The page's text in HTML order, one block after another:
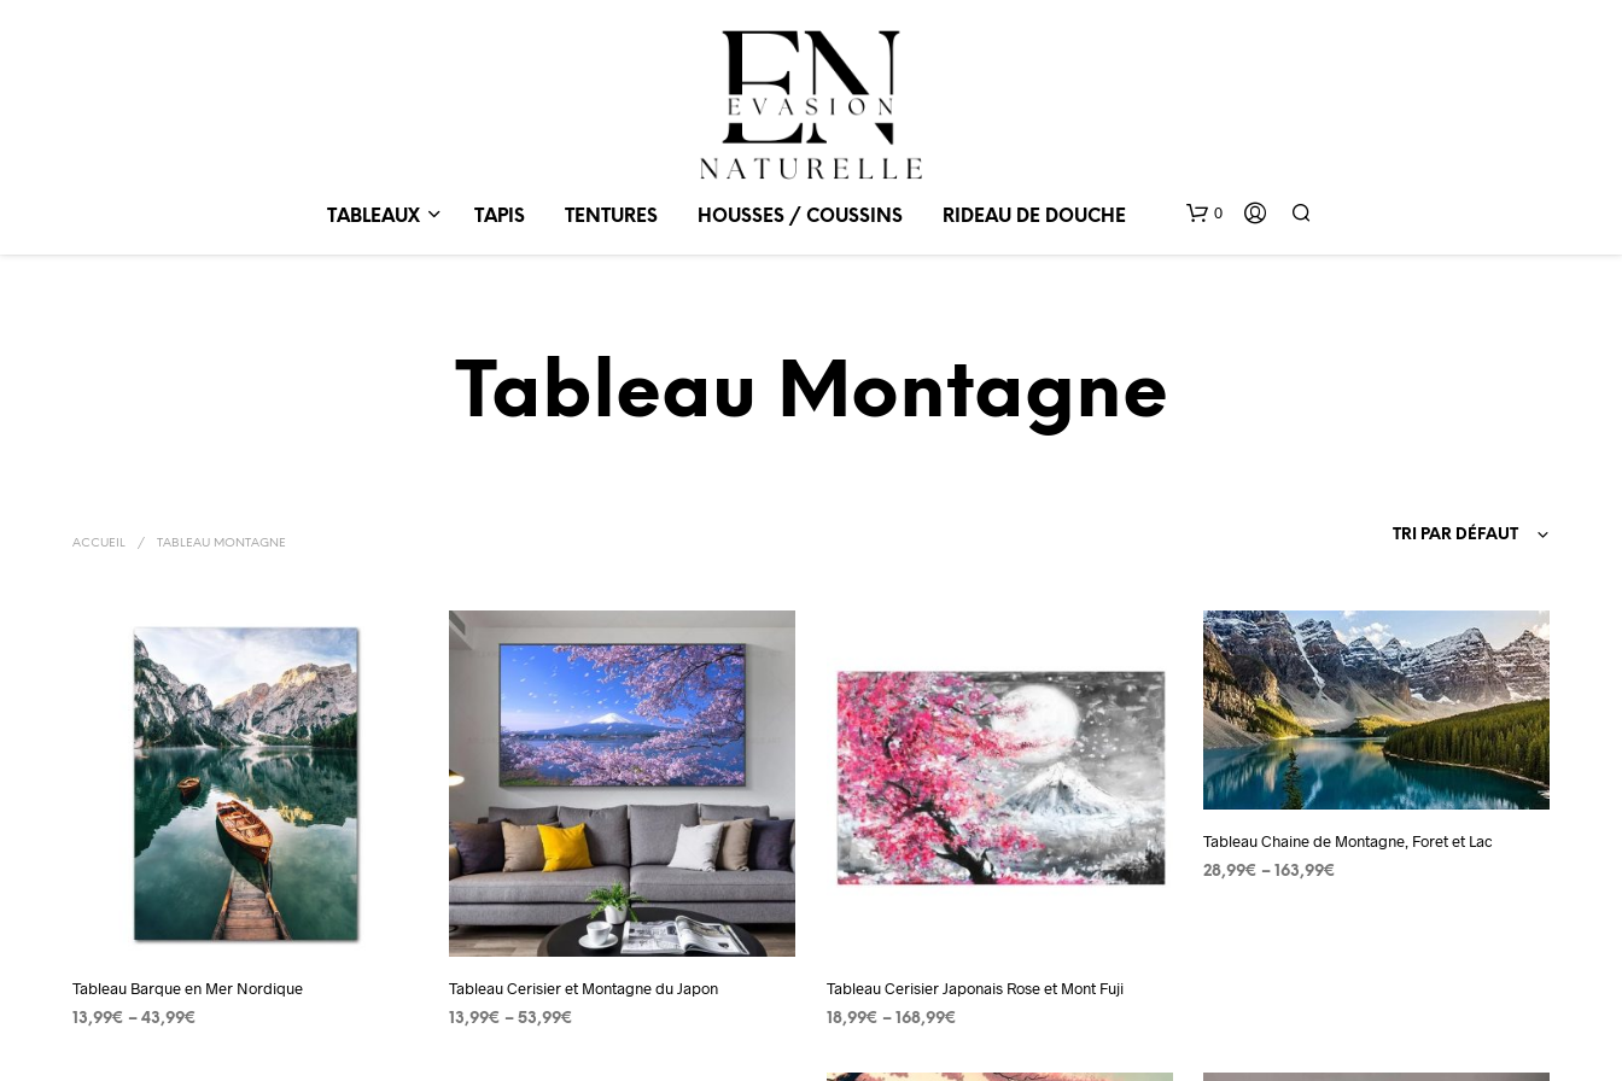
TABLEAUX TAPIS TENTURES HOUSSES / COUSSINS RIDEAU DE DOUCHE 0
P
A
N
I
E
R
E
S
I
D
Tableau Montagne
ACCUEIL / TABLEAU MONTAGNE
TRI PAR DÉFAUT
Tableau Barque en Mer Nordique
13,99€ – 43,99€
Tableau Cerisier et Montagne du Japon
13,99€ –53,99€
Tableau Cerisier Japonais Rose et Mont Fuji
18,99€ – 168,99€
Tableau Chaine de Montagne, Foret et Lac
28,99€ – 163,99€
Les